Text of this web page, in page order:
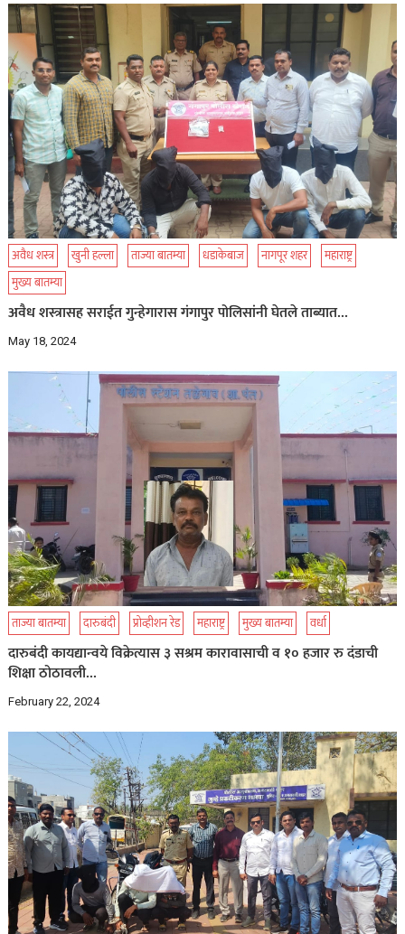
अवैध शस्त्र खुनी हल्ला ताज्या बातम्या धडाकेबाज नागपूर शहर
महाराष्ट्र
मुख्य बातम्या
अवैध शस्त्रासह सराईत गुन्हेगारास गंगापुर पोलिसांनी घेतले ताब्यात…
May 18, 2024
ताज्या बातम्या दारुबंदी प्रोव्हीशन रेड महाराष्ट्र मुख्य बातम्या वर्धा
दारुबंदी कायद्यान्वये विक्रेत्यास ३ सश्रम कारावासाची व १० हजार रु दंडाची
शिक्षा ठोठावली…
February 22, 2024